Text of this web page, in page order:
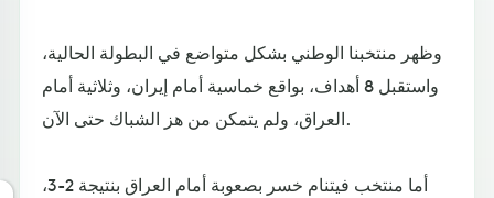
وظهر منتخبنا الوطني بشكل متواضع في البطولة الحالية،
واستقبل 8 أهداف، بواقع خماسية أمام إيران، وثلاثية أمام
العراق، ولم يتمكن من هز الشباك حتى الآن.
أما منتخب فيتنام خسر بصعوبة أمام العراق بنتيجة 2-3،